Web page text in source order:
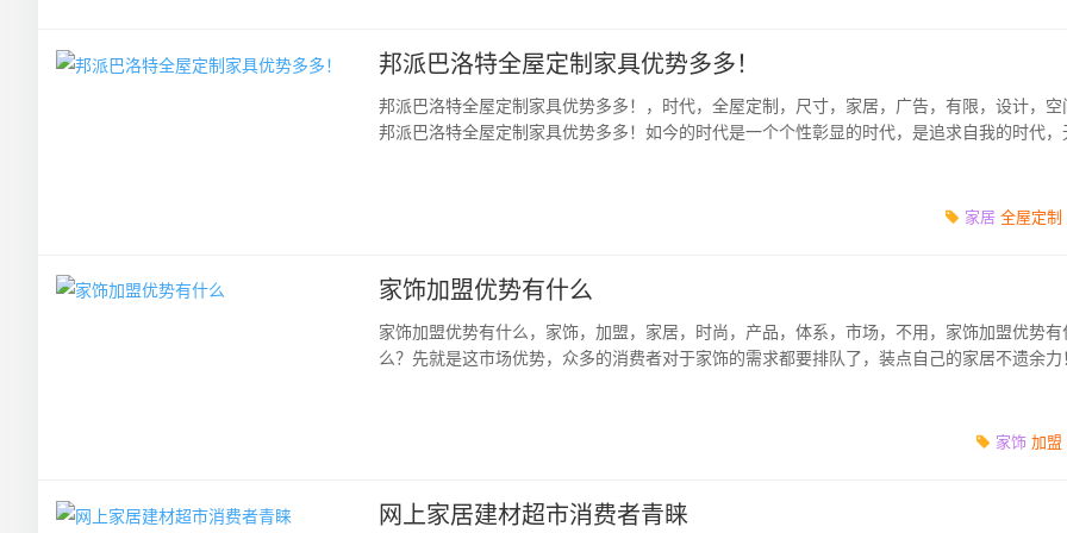
邦派巴洛特全屋定制家具优势多多！
邦派巴洛特全屋定制家具优势多多！，时代，全屋定制，尺寸，家居，广告，有限，设计，空
邦派巴洛特全屋定制家具优势多多！如今的时代是一个个性彰显的时代，是追求自我的时代，
家居 全屋定制
家饰加盟优势有什么
家饰加盟优势有什么，家饰，加盟，家居，时尚，产品，体系，市场，不用，家饰加盟优势有
么？先就是这市场优势，众多的消费者对于家饰的需求都要排队了，装点自己的家居不遗余力
家饰 加盟
网上家居建材超市消费者青睐